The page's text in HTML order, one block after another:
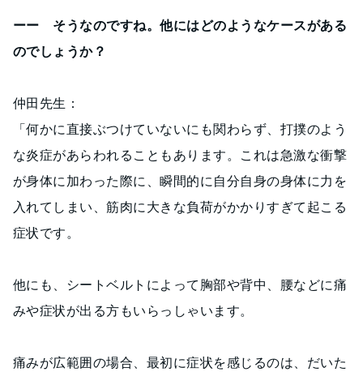
ーー そうなのですね。他にはどのようなケースがある
のでしょうか？
仲田先生：
「何かに直接ぶつけていないにも関わらず、打撲のよう
な炎症があらわれることもあります。これは急激な衝撃
が身体に加わった際に、瞬間的に自分自身の身体に力を
入れてしまい、筋肉に大きな負荷がかかりすぎて起こる
症状です。
他にも、シートベルトによって胸部や背中、腰などに痛
みや症状が出る方もいらっしゃいます。
痛みが広範囲の場合、最初に症状を感じるのは、だいた